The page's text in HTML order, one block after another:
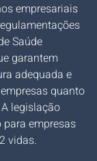
empresariais
Saúde
garantem
adequada e
quanto
legislação
empresas
vidas.